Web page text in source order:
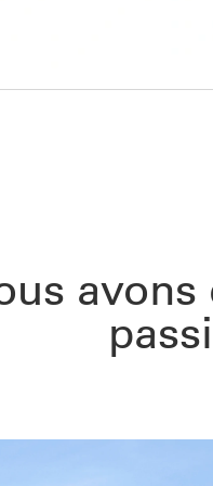
avons